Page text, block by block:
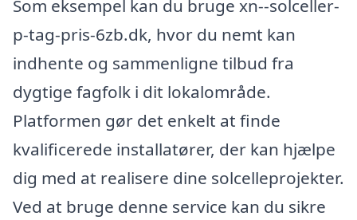
Som eksempel kan du bruge xn--solceller-
p-tag-pris-6zb.dk, hvor du nemt kan
indhente og sammenligne tilbud fra
dygtige fagfolk i dit lokalområde.
Platformen gør det enkelt at finde
kvalificerede installatører, der kan hjælpe
dig med at realisere dine solcelleprojekter.
Ved at bruge denne service kan du sikre